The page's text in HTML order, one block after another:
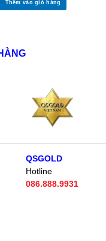
Thêm vào giỏ hàng
QSGOLD
Hotline
086.888.9931